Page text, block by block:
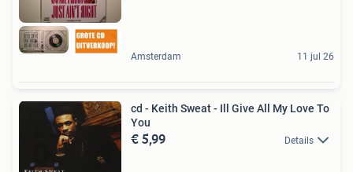
Amsterdam 11 jul 26
cd - Keith Sweat - Ill Give All My Love To
You
€ 5,99 Details